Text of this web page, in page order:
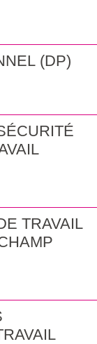
(DP)
TRAVAIL